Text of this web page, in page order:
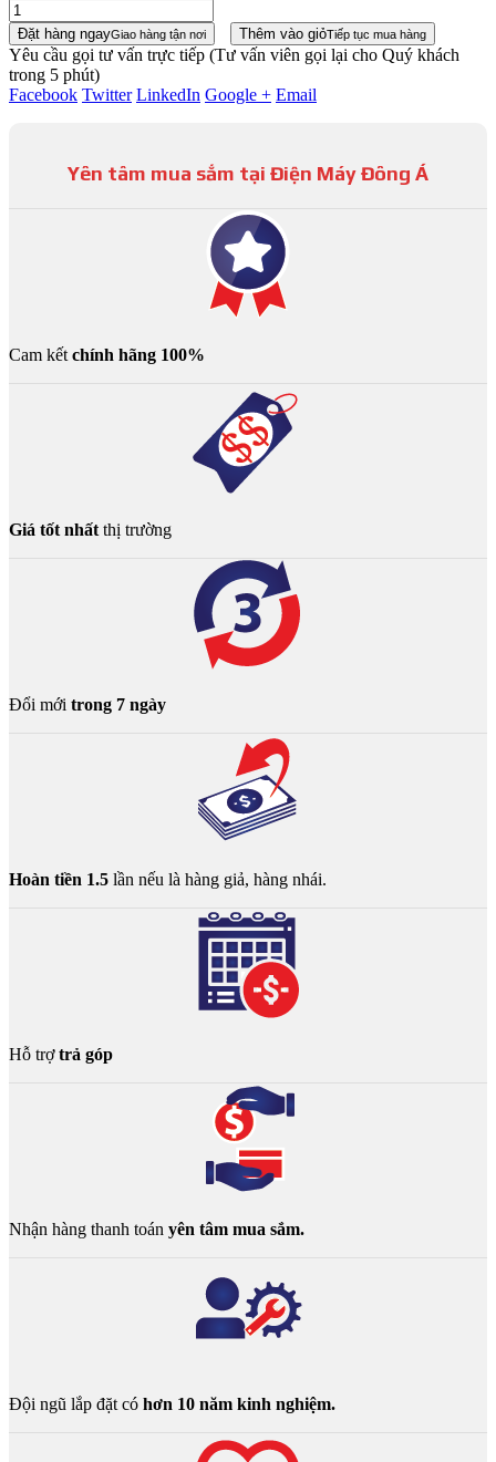
Đặt hàng ngayGiao hàng tận nơi Thêm vào giỏTiếp tục mua hàng
Yêu cầu gọi tư vấn trực tiếp (Tư vấn viên gọi lại cho Quý khách
trong 5 phút)
Facebook Twitter LinkedIn Google + Email
Yên tâm mua sắm tại Điện Máy Đông Á
Cam kết chính hãng 100%
Giá tốt nhất thị trường
Đổi mới trong 7 ngày
Hoàn tiền 1.5 lần nếu là hàng giả, hàng nhái.
Hỗ trợtrả góp
Nhận hàng thanh toán yên tâm mua sắm.
Đội ngũ lắp đặt có hơn 10 năm kinh nghiệm.